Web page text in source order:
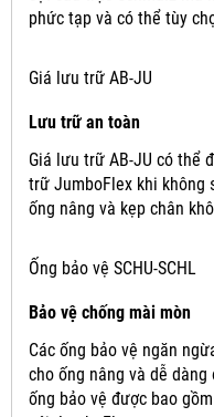
phức tạp và có thể tùy
Giá lưu trữ AB-JU
Lưu trữ an toàn
Giá lưu trữ AB-JU có thể
trữ JumboFlex khi không
ống nâng và kẹp chân
Ống bảo vệ SCHU-SCHL
Bảo vệ chống mài mòn
Các ống bảo vệ ngăn
cho ống nâng và dễ dàng
ống bảo vệ được bao